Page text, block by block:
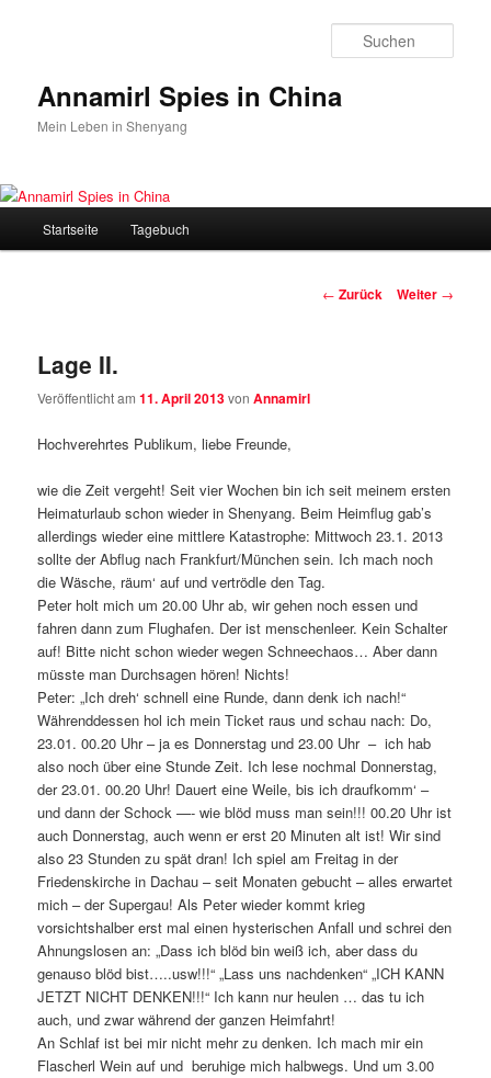
Annamirl Spies in China
Mein Leben in Shenyang
Startseite Tagebuch
Beitrags-
← Zurück Weiter →
Lage II.
Veröffentlicht am11. April 2013vonAnnamirl
Hochverehrtes Publikum, liebe Freunde,
wie die Zeit vergeht! Seit vier Wochen bin ich seit meinem ersten
Heimaturlaub schon wieder in Shenyang. Beim Heimflug gab’s
allerdings wieder eine mittlere Katastrophe: Mittwoch 23.1. 2013
sollte der Abflug nach Frankfurt/München sein. Ich mach noch
die Wäsche, räum‘ auf und vertrödle den Tag.
Peter holt mich um 20.00 Uhr ab, wir gehen noch essen und
fahren dann zum Flughafen. Der ist menschenleer. Kein Schalter
auf! Bitte nicht schon wieder wegen Schneechaos… Aber dann
müsste man Durchsagen hören! Nichts!
Peter: „Ich dreh‘ schnell eine Runde, dann denk ich nach!“
Währenddessen hol ich mein Ticket raus und schau nach: Do,
23.01. 00.20 Uhr – ja es Donnerstag und 23.00 Uhr – ich hab
also noch über eine Stunde Zeit. Ich lese nochmal Donnerstag,
der 23.01. 00.20 Uhr! Dauert eine Weile, bis ich draufkomm‘ –
und dann der Schock —- wie blöd muss man sein!!! 00.20 Uhr ist
auch Donnerstag, auch wenn er erst 20 Minuten alt ist! Wir sind
also 23 Stunden zu spät dran! Ich spiel am Freitag in der
Friedenskirche in Dachau – seit Monaten gebucht – alles erwartet
mich – der Supergau! Als Peter wieder kommt krieg
vorsichtshalber erst mal einen hysterischen Anfall und schrei den
Ahnungslosen an: „Dass ich blöd bin weiß ich, aber dass du
genauso blöd bist…..usw!!!“ „Lass uns nachdenken“ „ICH KANN
JETZT NICHT DENKEN!!!“ Ich kann nur heulen … das tu ich
auch, und zwar während der ganzen Heimfahrt!
An Schlaf ist bei mir nicht mehr zu denken. Ich mach mir ein
Flascherl Wein auf und beruhige mich halbwegs. Und um 3.00